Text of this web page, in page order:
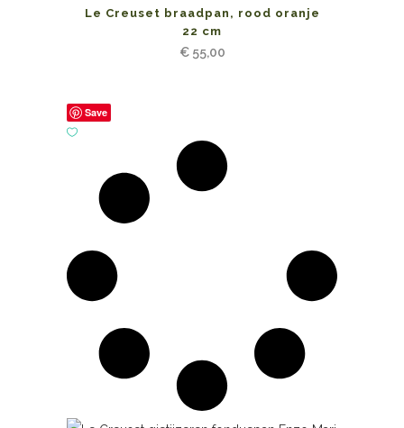
Le Creuset braadpan, rood oranje
22 cm
€55,00
Save